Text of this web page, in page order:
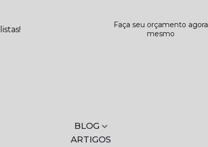
Faça seu orçamento agora
mesmo
BLOG
ARTIGOS